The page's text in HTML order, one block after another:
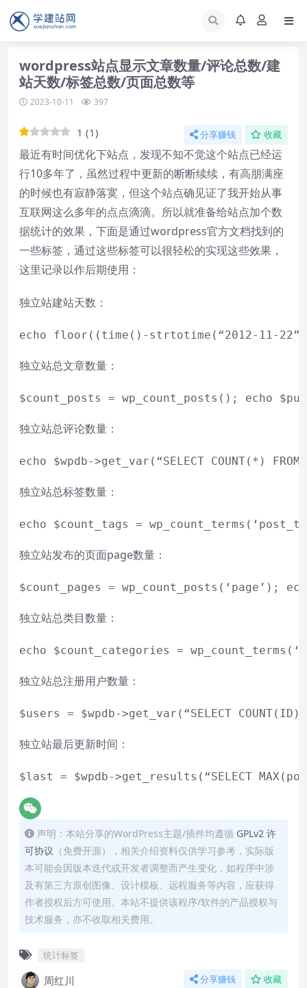
wordpress站点显示文章数量/评论总数/建
站天数/标签总数/页面总数等
2023-10-11 397
1 (1) 分享赚钱 收藏
最近有时间优化下站点，发现不知不觉这个站点已经运
行10多年了，虽然过程中更新的断断续续，有高朋满座
的时候也有寂静落寞，但这个站点确见证了我开始从事
互联网这么多年的点点滴滴。所以就准备给站点加个数
据统计的效果，下面是通过wordpress官方文档找到的
一些标签，通过这些标签可以很轻松的实现这些效果，
这里记录以作后期使用：
独立站建站天数：
echo floor((time()-strtotime(“2012- 11- 22
独立站总文章数量：
$count_posts = wp_count_posts(); echo
独立站总评论数量：
echo $wpdb->get_var(“SELECT COUNT(*) FROM
独立站总标签数量：
echo $count_tags =
独立站发布的页面page数量：
$count_pages = wp_count_posts(‘page’);
独立站总类目数量：
echo $count_categories =
独立站总注册用户数量：
$users = $wpdb->get_var(“SELECT COUNT(ID)
独立站最后更新时间：
$last = $wpdb->get_results(“SELECT MAX
声明：本站分享的WordPress主题/插件均遵循 GPLv2 许
可协议 （免费开源），相关介绍资料仅供学习参考，实际版
本可能会因版本迭代或开发者调整而产生变化，如程序中涉
及有第三方原创图像、设计模板、远程服务等内容，应获得
作者授权后方可使用。本站不提供该程序/软件的产品授权与
技术服务，亦不收取相关费用。
统计标签
周红川 分享赚钱 收藏